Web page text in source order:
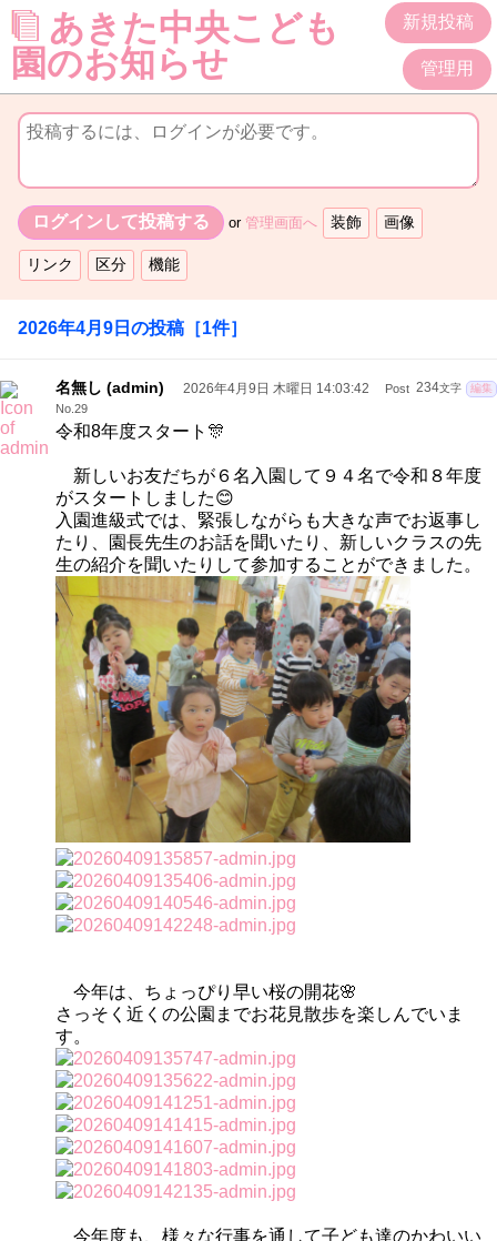
あきた中央こども
園のお知らせ
新規投稿
管理用
or 管理画面へ
2026年4月9日 の投稿 ［1件］
234文字 編集
名無し (admin) 2026年4月9日 木曜日 14:03:42
Post
No.29
令和8年度スタート🎊
新しいお友だちが６名入園して９４名で令和８年度
がスタートしました😊
入園進級式では、緊張しながらも大きな声でお返事し
たり、園長先生のお話を聞いたり、新しいクラスの先
生の紹介を聞いたりして参加することができました。
今年は、ちょっぴり早い桜の開花🌸
さっそく近くの公園までお花見散歩を楽しんでいま
す。
今年度も、様々な行事を通して子ども達のかわいい